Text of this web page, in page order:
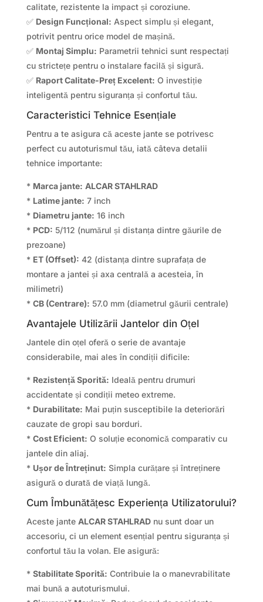
calitate, rezistente la impact și coroziune.
✅ Design Funcțional: Aspect simplu și elegant,
potrivit pentru orice model de mașină.
✅ Montaj Simplu: Parametrii tehnici sunt respectați
cu strictețe pentru o instalare facilă și sigură.
✅ Raport Calitate-Preț Excelent: O investiție
inteligentă pentru siguranța și confortul tău.
Caracteristici Tehnice Esențiale
Pentru a te asigura că aceste jante se potrivesc
perfect cu autoturismul tău, iată câteva detalii
tehnice importante:
* Marca jante: ALCAR STAHLRAD
* Latime jante: 7 inch
* Diametru jante: 16 inch
* PCD: 5/112 (numărul și distanța dintre găurile de
prezoane)
* ET (Offset): 42 (distanța dintre suprafața de
montare a jantei și axa centrală a acesteia, în
milimetri)
* CB (Centrare): 57.0 mm (diametrul găurii centrale)
Avantajele Utilizării Jantelor din Oțel
Jantele din oțel oferă o serie de avantaje
considerabile, mai ales în condiții dificile:
* Rezistență Sporită: Ideală pentru drumuri
accidentate și condiții meteo extreme.
* Durabilitate: Mai puțin susceptibile la deteriorări
cauzate de gropi sau borduri.
* Cost Eficient: O soluție economică comparativ cu
jantele din aliaj.
* Ușor de Întreținut: Simpla curățare și întreținere
asigură o durată de viață lungă.
Cum Îmbunătățesc Experiența Utilizatorului?
Aceste jante ALCAR STAHLRADnu sunt doar un
accesoriu, ci un element esențial pentru siguranța și
confortul tău la volan. Ele asigură:
* Stabilitate Sporită: Contribuie la o manevrabilitate
mai bună a autoturismului.